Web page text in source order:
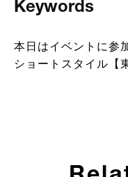
Keywords
本日はイベントに参
ショートスタイル【